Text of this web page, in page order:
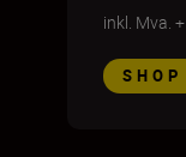
inkl. Mva. +
SHOP